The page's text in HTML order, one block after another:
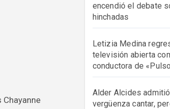
encendió el debate
hinchadas
Letizia Medina
televisión abierta
conductora de
Alder Alcides
vergüenza cantar,